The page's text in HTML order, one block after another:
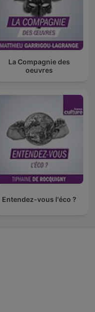
La Compagnie des
oeuvres
Entendez-vous l'éco ?